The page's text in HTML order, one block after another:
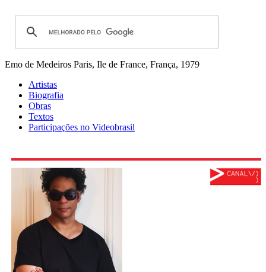
Emo de Medeiros Paris, Ile de France, França, 1979
Artistas
Biografia
Obras
Textos
Participações no Videobrasil